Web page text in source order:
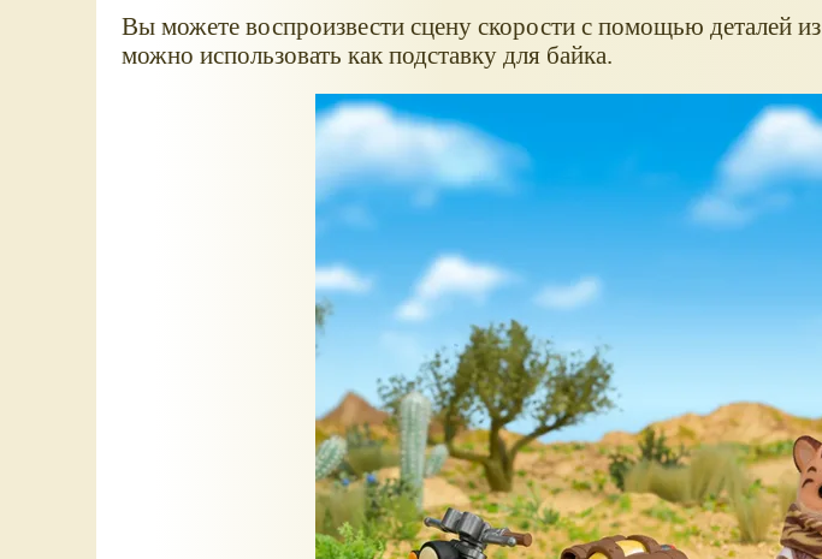
Вы можете воспроизвести сцену скорости с помощью деталей из
можно использовать как подставку для байка.